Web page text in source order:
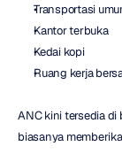
Transportasi
Kantor terbuka
Kedai kopi
Ruang kerja
ANC kini tersedia di
biasanya